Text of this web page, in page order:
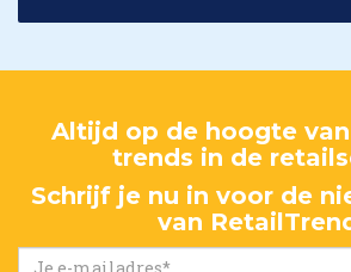
Altijd op de hoogte
trends in de
Schrijf je nu in voor de
van